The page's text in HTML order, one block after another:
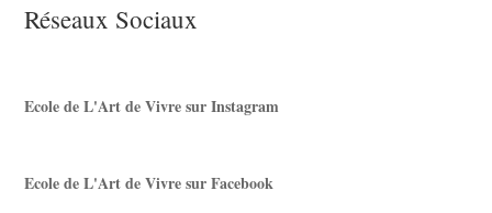
Réseaux Sociaux
Ecole de L'Art de Vivre sur Instagram
Ecole de L'Art de Vivre sur Facebook